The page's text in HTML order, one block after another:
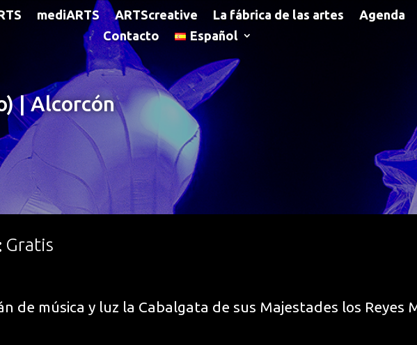
mediARTS ARTScreative La fábrica de las artes Agenda
Contacto
Español
| Alcorcón
Gratis
de música y luz la Cabalgata de sus Majestades los Reyes